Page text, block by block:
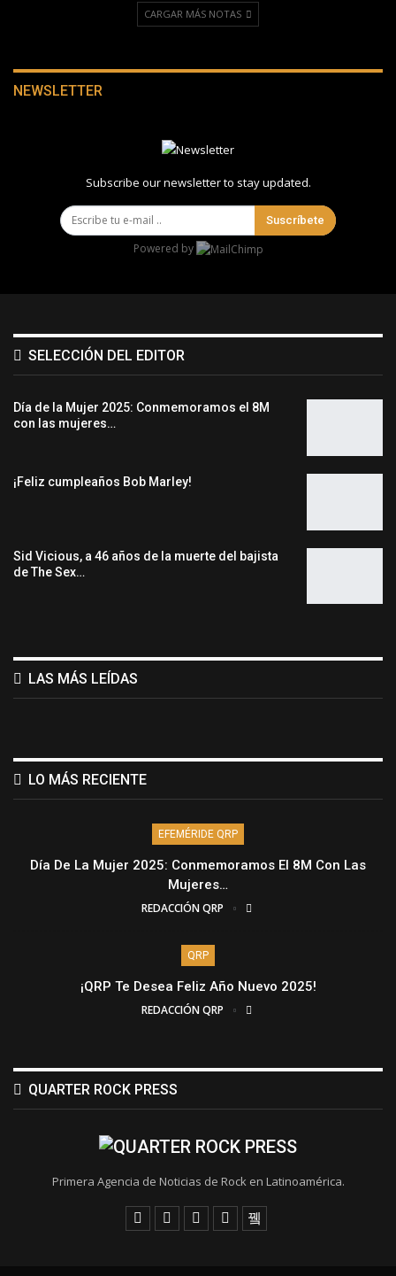
CARGAR MÁS NOTAS
NEWSLETTER
Subscribe our newsletter to stay updated.
Suscríbete
Powered by
SELECCIÓN DEL EDITOR
Día de la Mujer 2025: Conmemoramos el 8M
con las mujeres…
¡Feliz cumpleaños Bob Marley!
Sid Vicious, a 46 años de la muerte del bajista
de The Sex…
LAS MÁS LEÍDAS
LO MÁS RECIENTE
EFEMÉRIDE QRP
Día De La Mujer 2025: Conmemoramos El 8M Con Las
Mujeres…
REDACCIÓN QRP
QRP
¡QRP Te Desea Feliz Año Nuevo 2025!
REDACCIÓN QRP
QUARTER ROCK PRESS
Primera Agencia de Noticias de Rock en Latinoamérica.